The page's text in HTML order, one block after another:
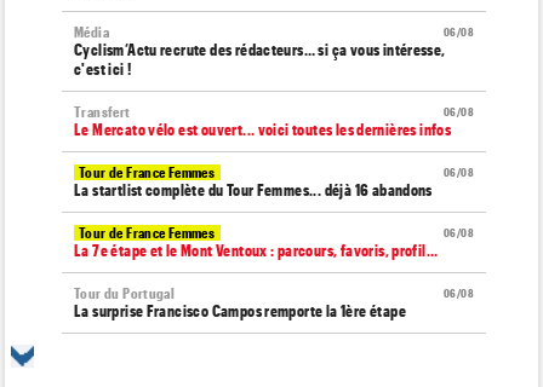
06/08
Média
Cyclism’Actu recrute des rédacteurs… si ça vous intéresse,
c'est ici !
06/08
Transfert
Le Mercato vélo est ouvert... voici toutes les dernières infos
06/08
Tour de France Femmes
La startlist complète du Tour Femmes... déjà 16 abandons
06/08
Tour de France Femmes
La 7e étape et le Mont Ventoux : parcours, favoris, profil…
06/08
Tour du Portugal
La surprise Francisco Campos remporte la 1ère étape